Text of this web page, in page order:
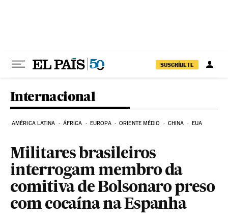
SUSCRÍBETE
Internacional
AMÉRICA LATINA ÁFRICA EUROPA ORIENTE MÉDIO CHINA EUA
Militares brasileiros
interrogam membro da
comitiva de Bolsonaro preso
com cocaína na Espanha